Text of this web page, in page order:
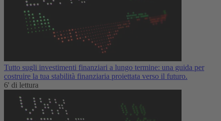
Tutto sugli investimenti finanziari a lungo termine: una guida per
costruire la tua stabilità finanziaria proiettata verso il futuro.
6' di lettura